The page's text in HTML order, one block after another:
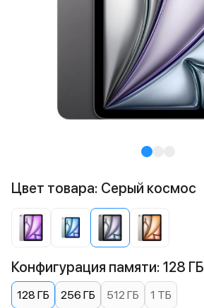
Цвет товара: Серый космос
Конфигурация памяти: 128 ГБ
128 ГБ 256 ГБ 512 ГБ 1 ТБ